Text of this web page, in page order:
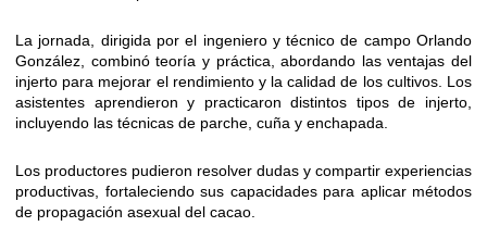
La jornada, dirigida por el ingeniero y técnico de campo Orlando
González, combinó teoría y práctica, abordando las ventajas del
injerto para mejorar el rendimiento y la calidad de los cultivos. Los
asistentes aprendieron y practicaron distintos tipos de injerto,
incluyendo las técnicas de parche, cuña y enchapada.
Los productores pudieron resolver dudas y compartir experiencias
productivas, fortaleciendo sus capacidades para aplicar métodos
de propagación asexual del cacao.